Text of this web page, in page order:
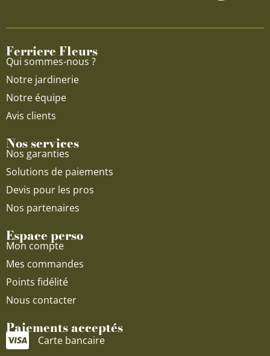
o g
u
b
Ferriere Fleurs
Qui sommes-nous ?
Notre jardinerie
Notre équipe
Avis clients
Nos services
Nos garanties
Solutions de paiements
Devis pour les pros
Nos partenaires
Espace perso
Mon compte
Mes commandes
Points fidélité
Nous contacter
Paiements acceptés
Carte bancaire